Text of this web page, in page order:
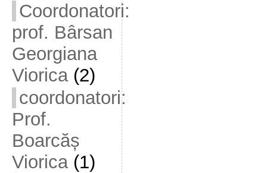
Coordonatori:
prof. Bârsan
Georgiana
Viorica(2)
coordonatori:
Prof.
Boarcăș
Viorica(1)